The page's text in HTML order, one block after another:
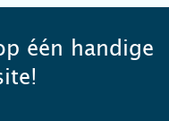
één handige